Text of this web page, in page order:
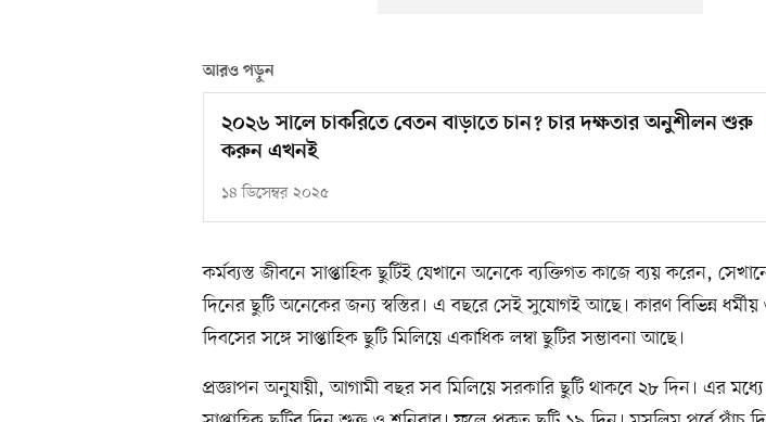
আরও পড়ুন
২০২৬ সালে চাকরিতে বেতন বাড়াতে চান? চার দক্ষতার অনুশীলন শুরু
করুন এখনই
১৪ ডিসেম্বর ২০২৫
কর্মব্যস্ত জীবনে সাপ্তাহিক ছুটিই যেখানে অনেকে ব্যক্তিগত কাজে ব্যয় করেন,
দিনের ছুটি অনেকের জন্য স্বস্তির। এ বছরে সেই সুযোগই আছে। কারণ বিভিন্ন
দিবসের সঙ্গে সাপ্তাহিক ছুটি মিলিয়ে একাধিক লম্বা ছুটির সম্ভাবনা আছে।
প্রজ্ঞাপন অনুযায়ী, আগামী বছর সব মিলিয়ে সরকারি ছুটি থাকবে ২৮ দিন। এর